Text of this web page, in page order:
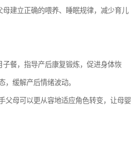
建立正确的喂养、睡眠规律，减少育儿
餐，指导产后康复锻炼，促进身体恢
，缓解产后情绪波动。
父母可以更从容地适应角色转变，让母婴